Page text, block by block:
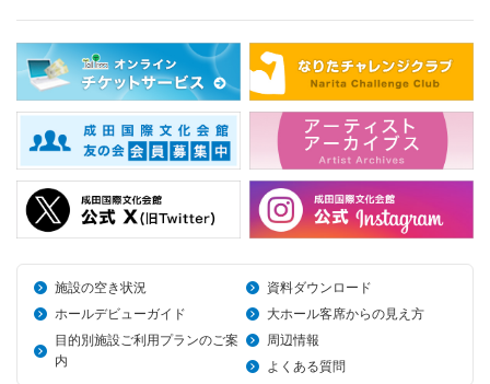
施設の空き状況
資料ダウンロード
ホールデビューガイド
大ホール客席からの見え方
目的別施設ご利用プランのご案
内
周辺情報
よくある質問